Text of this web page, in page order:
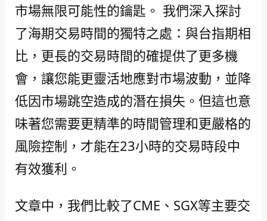
市場無限可能性的鑰匙。 我們深入探討
了海期交易時間的獨特之處：與台指期相
比，更長的交易時間的確提供了更多機
會，讓您能更靈活地應對市場波動，並降
低因市場跳空造成的潛在損失。但這也意
味著您需要更精準的時間管理和更嚴格的
風險控制，才能在23小時的交易時段中
有效獲利。
文章中，我們比較了CME、SGX等主要交